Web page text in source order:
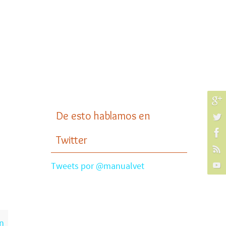
De esto hablamos en
Twitter
Tweets por @manualvet